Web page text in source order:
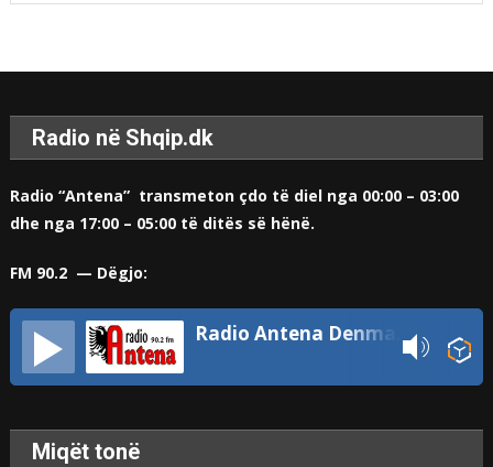
Radio në Shqip.dk
Radio “Antena” transmeton çdo të diel nga 00:00 – 03:00
dhe nga 17:00 – 05:00 të ditës së hënë.
FM 90.2 — Dëgjo:
Radio Antena Denmark
Miqët tonë